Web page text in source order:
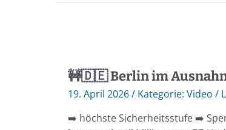
🚧🇩🇪 Berlin im
19. April 2026/ Video /
➡️ höchste Sicherheitsstufe ➡️